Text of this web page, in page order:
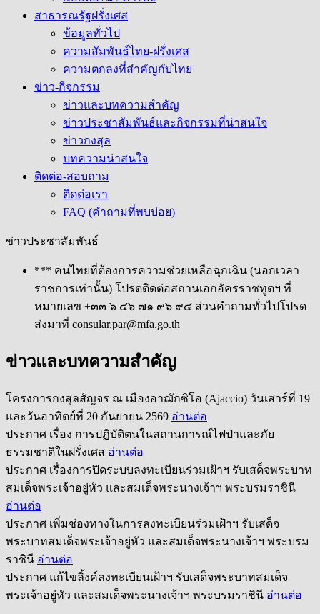
สาธารณรัฐฝรั่งเศส
ข้อมูลทั่วไป
ความสัมพันธ์ไทย-ฝรั่งเศส
ความตกลงที่สำคัญกับไทย
ข่าว-กิจกรรม
ข่าวและบทความสำคัญ
ข่าวประชาสัมพันธ์และกิจกรรมที่น่าสนใจ
ข่าวกงสุล
บทความน่าสนใจ
ติดต่อ-สอบถาม
ติดต่อเรา
FAQ (คำถามที่พบบ่อย)
ข่าวประชาสัมพันธ์
*** คนไทยที่ต้องการความช่วยเหลือฉุกเฉิน (นอกเวลา
ราชการเท่านั้น) โปรดติดต่อสถานเอกอัครราชทูตฯ ที่
หมายเลข +๓๓ ๖ ๔๖ ๗๑ ๙๖ ๙๔ ส่วนคำถามทั่วไปโปรด
ส่งมาที่ consular.par@mfa.go.th
ข่าวและบทความสำคัญ
โครงการกงสุลสัญจร ณ เมืองอาฌักซิโอ (Ajaccio) วันเสาร์ที่ 19
และวันอาทิตย์ที่ 20 กันยายน 2569 อ่านต่อ
ประกาศ เรื่อง การปฏิบัติตนในสถานการณ์ไฟป่าและภัย
ธรรมชาติในฝรั่งเศส อ่านต่อ
ประกาศ เรื่องการปิดระบบลงทะเบียนร่วมเฝ้าฯ รับเสด็จพระบาท
สมเด็จพระเจ้าอยู่หัว และสมเด็จพระนางเจ้าฯ พระบรมราชินี
อ่านต่อ
ประกาศ เพิ่มช่องทางในการลงทะเบียนร่วมเฝ้าฯ รับเสด็จ
พระบาทสมเด็จพระเจ้าอยู่หัว และสมเด็จพระนางเจ้าฯ พระบรม
ราชินี อ่านต่อ
ประกาศ แก้ไขลิ้งค์ลงทะเบียนเฝ้าฯ รับเสด็จพระบาทสมเด็จ
พระเจ้าอยู่หัว และสมเด็จพระนางเจ้าฯ พระบรมราชินี อ่านต่อ